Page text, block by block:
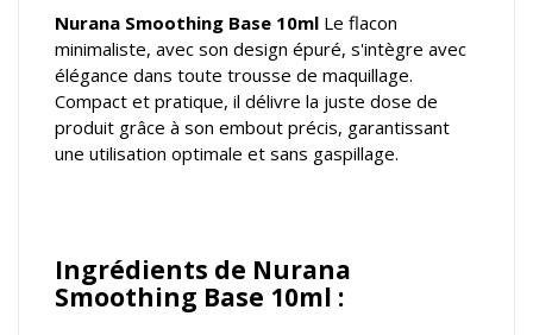
Nurana Smoothing Base 10ml Le flacon
minimaliste, avec son design épuré, s'intègre avec
élégance dans toute trousse de maquillage.
Compact et pratique, il délivre la juste dose de
produit grâce à son embout précis, garantissant
une utilisation optimale et sans gaspillage.
Ingrédients de Nurana
Smoothing Base 10ml :